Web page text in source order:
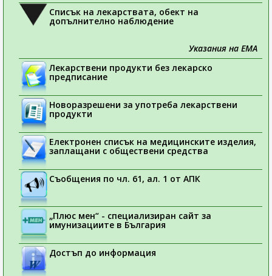
Списък на лекарствата, обект на
допълнително наблюдение
Указания на ЕМА
Лекарствени продукти без лекарско
предписание
Новоразрешени за употреба лекарствени
продукти
Електронен списък на медицинските изделия,
заплащани с обществени средства
Съобщения по чл. 61, ал. 1 от АПК
„Плюс мен“ - специализиран сайт за
имунизациите в България
Достъп до информация